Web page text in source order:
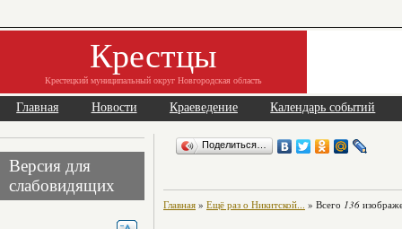
Крестцы
Крестецкий муниципальный округ Новгородская область
Главная Новости Краеведение Календарь событий
Версия для
слабовидящих
Поделиться…
Главная » Ещё раз о Никитской... » Всего 136